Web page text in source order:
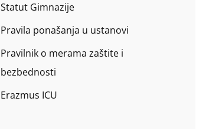
Statut Gimnazije
Pravila ponašanja u ustanovi
Pravilnik o merama zaštite i
bezbednosti
Erazmus ICU